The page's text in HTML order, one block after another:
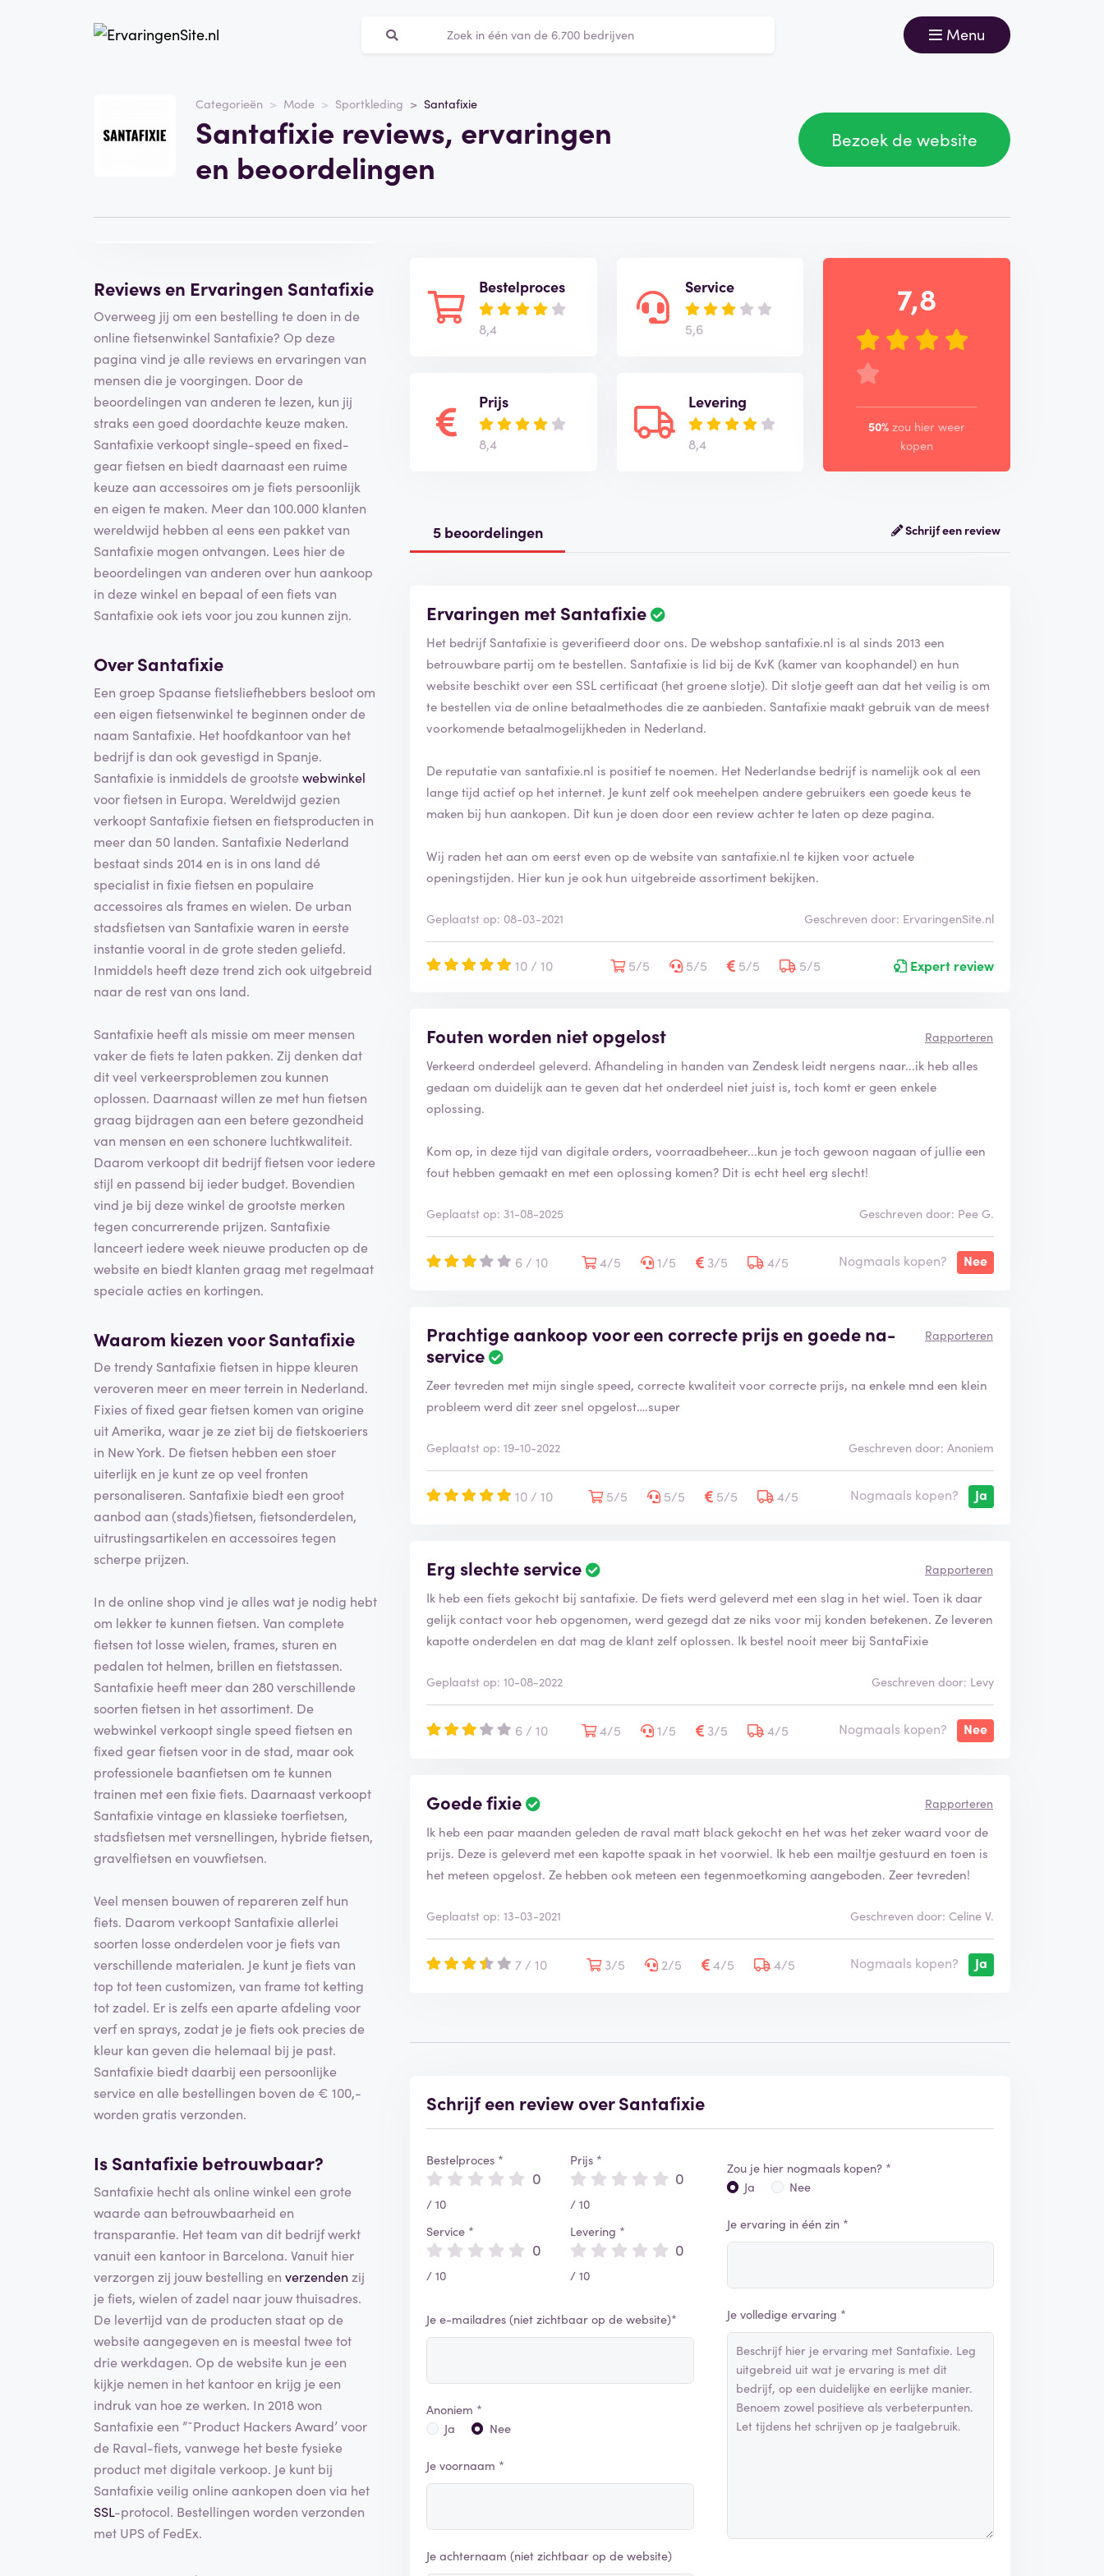
Menu
Categorieën Mode Sportkleding Santafixie
Santafixie reviews, ervaringen
en beoordelingen
Bezoek de website
santafixie.nl
Categorie
Mode
Reviews en Ervaringen Santafixie
Overweeg jij om een bestelling te doen in de
online fietsenwinkel Santafixie? Op deze
pagina vind je alle reviews en ervaringen van
mensen die je voorgingen. Door de
beoordelingen van anderen te lezen, kun jij
straks een goed doordachte keuze maken.
Santafixie verkoopt single-speed en fixed-
gear fietsen en biedt daarnaast een ruime
keuze aan accessoires om je fiets persoonlijk
en eigen te maken. Meer dan 100.000 klanten
wereldwijd hebben al eens een pakket van
Santafixie mogen ontvangen. Lees hier de
beoordelingen van anderen over hun aankoop
in deze winkel en bepaal of een fiets van
Santafixie ook iets voor jou zou kunnen zijn.
Over Santafixie
Een groep Spaanse fietsliefhebbers besloot om
een eigen fietsenwinkel te beginnen onder de
naam Santafixie. Het hoofdkantoor van het
bedrijf is dan ook gevestigd in Spanje.
Santafixie is inmiddels de grootstewebwinkel
voor fietsen in Europa. Wereldwijd gezien
verkoopt Santafixie fietsen en fietsproducten in
meer dan 50 landen. Santafixie Nederland
bestaat sinds 2014 en is in ons land dé
specialist in fixie fietsen en populaire
accessoires als frames en wielen. De urban
stadsfietsen van Santafixie waren in eerste
instantie vooral in de grote steden geliefd.
Inmiddels heeft deze trend zich ook uitgebreid
naar de rest van ons land.
Santafixie heeft als missie om meer mensen
vaker de fiets te laten pakken. Zij denken dat
dit veel verkeersproblemen zou kunnen
oplossen. Daarnaast willen ze met hun fietsen
graag bijdragen aan een betere gezondheid
van mensen en een schonere luchtkwaliteit.
Daarom verkoopt dit bedrijf fietsen voor iedere
stijl en passend bij ieder budget. Bovendien
vind je bij deze winkel de grootste merken
tegen concurrerende prijzen. Santafixie
lanceert iedere week nieuwe producten op de
website en biedt klanten graag met regelmaat
speciale acties en kortingen.
Waarom kiezen voor Santafixie
De trendy Santafixie fietsen in hippe kleuren
veroveren meer en meer terrein in Nederland.
Fixies of fixed gear fietsen komen van origine
uit Amerika, waar je ze ziet bij de fietskoeriers
in New York. De fietsen hebben een stoer
uiterlijk en je kunt ze op veel fronten
personaliseren. Santafixie biedt een groot
aanbod aan (stads)fietsen, fietsonderdelen,
uitrustingsartikelen en accessoires tegen
scherpe prijzen.
In de online shop vind je alles wat je nodig hebt
om lekker te kunnen fietsen. Van complete
fietsen tot losse wielen, frames, sturen en
pedalen tot helmen, brillen en fietstassen.
Santafixie heeft meer dan 280 verschillende
soorten fietsen in het assortiment. De
webwinkel verkoopt single speed fietsen en
fixed gear fietsen voor in de stad, maar ook
professionele baanfietsen om te kunnen
trainen met een fixie fiets. Daarnaast verkoopt
Santafixie vintage en klassieke toerfietsen,
stadsfietsen met versnellingen, hybride fietsen,
gravelfietsen en vouwfietsen.
Veel mensen bouwen of repareren zelf hun
fiets. Daarom verkoopt Santafixie allerlei
soorten losse onderdelen voor je fiets van
verschillende materialen. Je kunt je fiets van
top tot teen customizen, van frame tot ketting
tot zadel. Er is zelfs een aparte afdeling voor
verf en sprays, zodat je je fiets ook precies de
kleur kan geven die helemaal bij je past.
Santafixie biedt daarbij een persoonlijke
service en alle bestellingen boven de € 100,-
worden gratis verzonden.
Is Santafixie betrouwbaar?
Santafixie hecht als online winkel een grote
waarde aan betrouwbaarheid en
transparantie. Het team van dit bedrijf werkt
vanuit een kantoor in Barcelona. Vanuit hier
verzorgen zij jouw bestelling en verzenden zij
je fiets, wielen of zadel naar jouw thuisadres.
De levertijd van de producten staat op de
website aangegeven en is meestal twee tot
drie werkdagen. Op de website kun je een
kijkje nemen in het kantoor en krijg je een
indruk van hoe ze werken. In 2018 won
Santafixie een ”˜Product Hackers Award’ voor
de Raval-fiets, vanwege het beste fysieke
product met digitale verkoop. Je kunt bij
Santafixie veilig online aankopen doen via het
SSL-protocol. Bestellingen worden verzonden
met UPS of FedEx.
Bestelproces
8,4
Prijs
8,4
Service
5,6
Levering
8,4
7,8
50% zou hier weer
kopen
5 beoordelingen Schrijf een review
Ervaringen met Santafixie
Het bedrijf Santafixie is geverifieerd door ons. De webshop santafixie.nl is al sinds 2013 een
betrouwbare partij om te bestellen. Santafixie is lid bij de KvK (kamer van koophandel) en hun
website beschikt over een SSL certificaat (het groene slotje). Dit slotje geeft aan dat het veilig is om
te bestellen via de online betaalmethodes die ze aanbieden. Santafixie maakt gebruik van de meest
voorkomende betaalmogelijkheden in Nederland.
De reputatie van santafixie.nl is positief te noemen. Het Nederlandse bedrijf is namelijk ook al een
lange tijd actief op het internet. Je kunt zelf ook meehelpen andere gebruikers een goede keus te
maken bij hun aankopen. Dit kun je doen door een review achter te laten op deze pagina.
Wij raden het aan om eerst even op de website van santafixie.nl te kijken voor actuele
openingstijden. Hier kun je ook hun uitgebreide assortiment bekijken.
Geplaatst op: 08-03-2021 Geschreven door: ErvaringenSite.nl
10 / 10 5/5 5/5 5/5 5/5 Expert review
Fouten worden niet opgelost Rapporteren
Verkeerd onderdeel geleverd. Afhandeling in handen van Zendesk leidt nergens naar...ik heb alles
gedaan om duidelijk aan te geven dat het onderdeel niet juist is, toch komt er geen enkele
oplossing.
Kom op, in deze tijd van digitale orders, voorraadbeheer...kun je toch gewoon nagaan of jullie een
fout hebben gemaakt en met een oplossing komen? Dit is echt heel erg slecht!
Geplaatst op: 31-08-2025 Geschreven door: Pee G.
6 / 10 4/5 1/5 3/5 4/5 Nogmaals kopen? Nee
Prachtige aankoop voor een correcte prijs en goede na-
service
Rapporteren
Zeer tevreden met mijn single speed, correcte kwaliteit voor correcte prijs, na enkele mnd een klein
probleem werd dit zeer snel opgelost….super
Geplaatst op: 19-10-2022 Geschreven door: Anoniem
10 / 10 5/5 5/5 5/5 4/5 Nogmaals kopen? Ja
Erg slechte service Rapporteren
Ik heb een fiets gekocht bij santafixie. De fiets werd geleverd met een slag in het wiel. Toen ik daar
gelijk contact voor heb opgenomen, werd gezegd dat ze niks voor mij konden betekenen. Ze leveren
kapotte onderdelen en dat mag de klant zelf oplossen. Ik bestel nooit meer bij SantaFixie
Geplaatst op: 10-08-2022 Geschreven door: Levy
6 / 10 4/5 1/5 3/5 4/5 Nogmaals kopen? Nee
Goede fixie Rapporteren
Ik heb een paar maanden geleden de raval matt black gekocht en het was het zeker waard voor de
prijs. Deze is geleverd met een kapotte spaak in het voorwiel. Ik heb een mailtje gestuurd en toen is
het meteen opgelost. Ze hebben ook meteen een tegenmoetkoming aangeboden. Zeer tevreden!
Geplaatst op: 13-03-2021 Geschreven door: Celine V.
7 / 10 3/5 2/5 4/5 4/5 Nogmaals kopen? Ja
Schrijf een review over Santafixie
Bestelproces *
0
/ 10
Service *
0
/ 10
Prijs *
0
/ 10
Levering *
0
/ 10
Je e-mailadres (niet zichtbaar op de website)*
Anoniem *
Ja
Nee
Je voornaam *
Je achternaam (niet zichtbaar op de website)
Zou je hier nogmaals kopen? *
Ja
Nee
Je ervaring in één zin *
Je volledige ervaring *